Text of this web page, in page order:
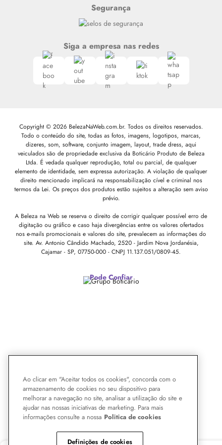
Segurança
Siga a empresa nas redes
Copyright © 2026 BelezaNaWeb.com.br. Todos os direitos reservados.
Todo o conteúdo do site, todas as fotos, imagens, logotipos, marcas,
dizeres, som, software, conjunto imagem, layout, trade dress, aqui
veiculados são de propriedade exclusiva da Boticário Produto de Beleza
Ltda. É vedada qualquer reprodução, total ou parcial, de qualquer
elemento de identidade, sem expressa autorização. A violação de qualquer
direito mencionado implicará na responsabilização cível e criminal nos
termos da Lei. Os preços dos produtos estão sujeitos a alteração sem aviso
prévio.
A Beleza na Web se reserva o direito de corrigir qualquer possível erro de
digitação ou gráfico e caso haja divergências entre os valores ofertados
nos e-mails promocionais e valores do site, prevalecem as informações do
site. Av. Antonio Cândido Machado, 2520 - Jardim Nova Jordanésia,
Cajamar - SP, 07750-000 - CNPJ 11.137.051/0809-45.
Pode Confiar
Ao clicar em "Aceitar todos os cookies", concorda com o
armazenamento de cookies no seu dispositivo para
melhorar a navegação no site, analisar a utilização do site e
ajudar nas nossas iniciativas de marketing. Para mais
informações consulte a nossa Politica de cookies
Definições de cookies